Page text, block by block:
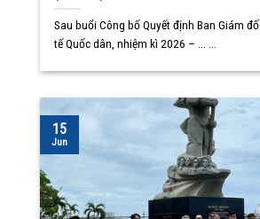
Sau buổi Công bố Quyết định Ban Giám
tế Quốc dân, nhiệm kì 2026 – ... ...
15
Jun